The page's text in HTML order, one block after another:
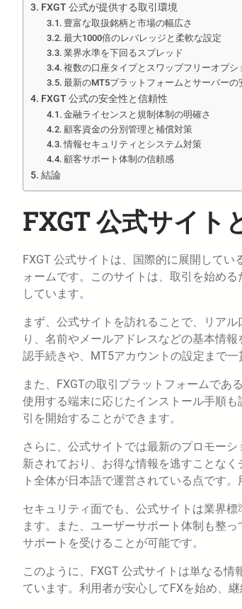
FXGT 公式が提供する取引環境
豊富な取扱銘柄と市場の幅広さ
最大1000倍のレバレッジと柔軟な設定
業界水準を下回るスプレッド
複数の口座タイプとスワップフリーオプシ
最新のMT5プラットフォームとサーバーの
FXGT 公式の安全性と信頼性
金融ライセンスと規制体制の明確さ
顧客資金の分別管理と補償対策
情報セキュリティとシステム対策
顧客サポート体制の信頼感
結論
FXGT 公式サイト
FXGT 公式サイトは、国際的に展開して
ォームです。このサイトは、取引を始め
しています。
まず、公式サイトを訪れることで、リア
り、名前やメールアドレスなどの基本情
認手続きや、MT5アカウントの設定まで
また、FXGTの取引プラットフォームであ
使用する端末に応じたインストール手順
引を開始することができます。
さらに、公式サイトでは最新のプロモー
新されており、お得な情報を逃すことな
ト全体が日本語で運営されている点です
セキュリティ面でも、公式サイトは業界
ます。また、ユーザーサポート体制も整
サポートを受けることが可能です。
このように、FXGT 公式サイトは単なる
ています。利用者が安心してFXを始め、